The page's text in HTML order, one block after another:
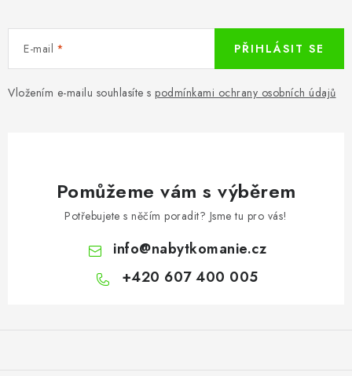
E-mail
Vložením e-mailu souhlasíte s podmínkami ochrany osobních údajů
PŘIHLÁSIT SE
Pomůžeme vám s výběrem
Potřebujete s něčím poradit? Jsme tu pro vás!
info@nabytkomanie.cz
+420 607 400 005